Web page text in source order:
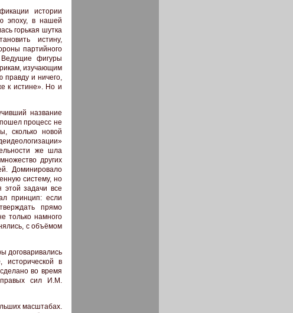
истории
эпоху, в нашей
горькая шутка
истину,
партийного
фигуры
изучающим
правду и ничего,
к истине». Но и
название
процесс не
сколько новой
же шла
других
Доминировало
систему, но
этой задачи все
принцип: если
прямо
только намного
с объёмом
договаривались
исторической в
во время
правых сил И.М.
масштабах.